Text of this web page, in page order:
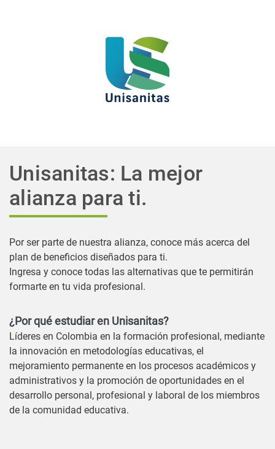
Unisanitas: La mejor
alianza para ti.
Por ser parte de nuestra alianza, conoce más acerca del
plan de beneficios diseñados para ti.
Ingresa y conoce todas las alternativas que te permitirán
formarte en tu vida profesional.
¿Por qué estudiar en Unisanitas?
Líderes en Colombia en la formación profesional, mediante
la innovación en metodologías educativas, el
mejoramiento permanente en los procesos académicos y
administrativos y la promoción de oportunidades en el
desarrollo personal, profesional y laboral de los miembros
de la comunidad educativa.